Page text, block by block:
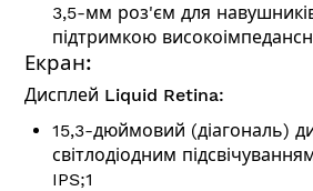
3,5-мм роз'єм для
підтримкою
Екран:
Дисплей Liquid Retina:
15,3-дюймовий (діагональ)
світлодіодним
IPS;1